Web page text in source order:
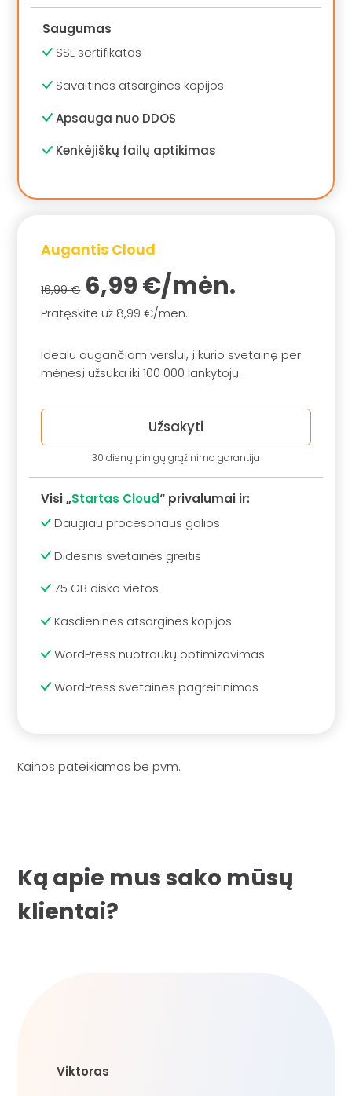
Saugumas
SSL sertifikatas
Savaitinės atsarginės kopijos
Apsauga nuo DDOS
Kenkėjiškų failų aptikimas
Augantis Cloud
16,99 €6,99 €/mėn.
Pratęskite už 8,99 €/mėn.
Idealu augančiam verslui, į kurio svetainę per
mėnesį užsuka iki 100 000 lankytojų.
Užsakyti
30 dienų pinigų grąžinimo garantija
Visi „Startas Cloud“ privalumai ir:
Daugiau procesoriaus galios
Didesnis svetainės greitis
75 GB disko vietos
Kasdieninės atsarginės kopijos
WordPress nuotraukų optimizavimas
WordPress svetainės pagreitinimas
Kainos pateikiamos be pvm.
Ką apie mus sako mūsų
klientai?
Viktoras